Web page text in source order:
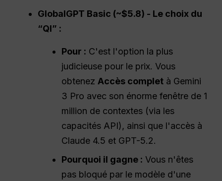
GlobalGPT Basic (~$5.8) - Le choix du
“QI” :
Pour : C'est l'option la plus
judicieuse pour le prix. Vous
obtenez Accès complet à Gemini
3 Pro avec son énorme fenêtre de 1
million de contextes (via les
capacités API), ainsi que l'accès à
Claude 4.5 et GPT-5.2.
Pourquoi il gagne : Vous n'êtes
pas bloqué par le modèle d'une